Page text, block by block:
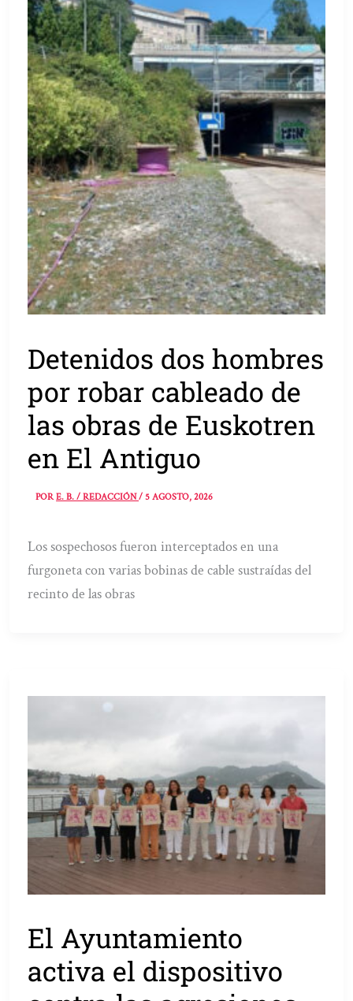
Detenidos dos hombres
por robar cableado de
las obras de Euskotren
en El Antiguo
PORE. B. / REDACCIÓN/5 AGOSTO, 2026
Los sospechosos fueron interceptados en una
furgoneta con varias bobinas de cable sustraídas del
recinto de las obras
El Ayuntamiento
activa el dispositivo